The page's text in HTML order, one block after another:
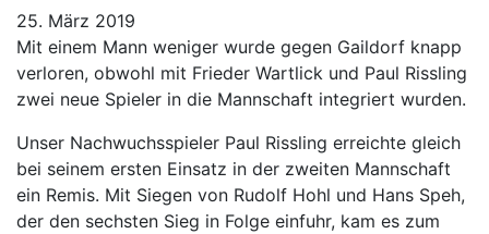
25. März 2019
Mit einem Mann weniger wurde gegen Gaildorf knapp
verloren, obwohl mit Frieder Wartlick und Paul Rissling
zwei neue Spieler in die Mannschaft integriert wurden.
Unser Nachwuchsspieler Paul Rissling erreichte gleich
bei seinem ersten Einsatz in der zweiten Mannschaft
ein Remis. Mit Siegen von Rudolf Hohl und Hans Speh,
der den sechsten Sieg in Folge einfuhr, kam es zum